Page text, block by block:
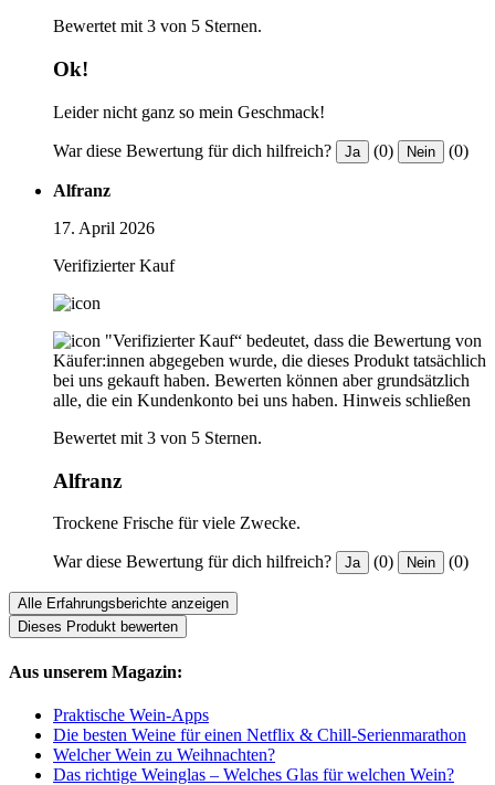
Bewertet mit 3 von 5 Sternen.
Ok!
Leider nicht ganz so mein Geschmack!
War diese Bewertung für dich hilfreich? Ja (0) Nein (0)
Alfranz
17. April 2026
Verifizierter Kauf
"Verifizierter Kauf“ bedeutet, dass die Bewertung von
Käufer:innen abgegeben wurde, die dieses Produkt tatsächlich
bei uns gekauft haben. Bewerten können aber grundsätzlich
alle, die ein Kundenkonto bei uns haben. Hinweis schließen
Bewertet mit 3 von 5 Sternen.
Alfranz
Trockene Frische für viele Zwecke.
War diese Bewertung für dich hilfreich? Ja (0) Nein (0)
Alle Erfahrungsberichte anzeigen
Dieses Produkt bewerten
Aus unserem Magazin:
Praktische Wein-Apps
Die besten Weine für einen Netflix & Chill-Serienmarathon
Welcher Wein zu Weihnachten?
Das richtige Weinglas – Welches Glas für welchen Wein?